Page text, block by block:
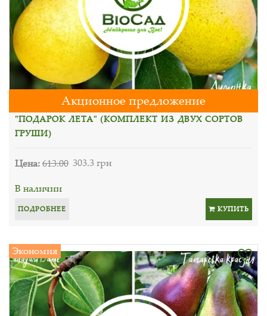
Акционное предложение
"ПОДАРОК ЛЕТА" (КОМПЛЕКТ ИЗ ДВУХ СОРТОВ
ГРУШИ)
Цена:613.00 303.3 грн
В наличии
ПОДРОБНЕЕ КУПИТЬ
Экономия